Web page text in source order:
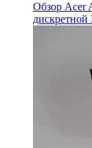
Обзор Acer
дискретной